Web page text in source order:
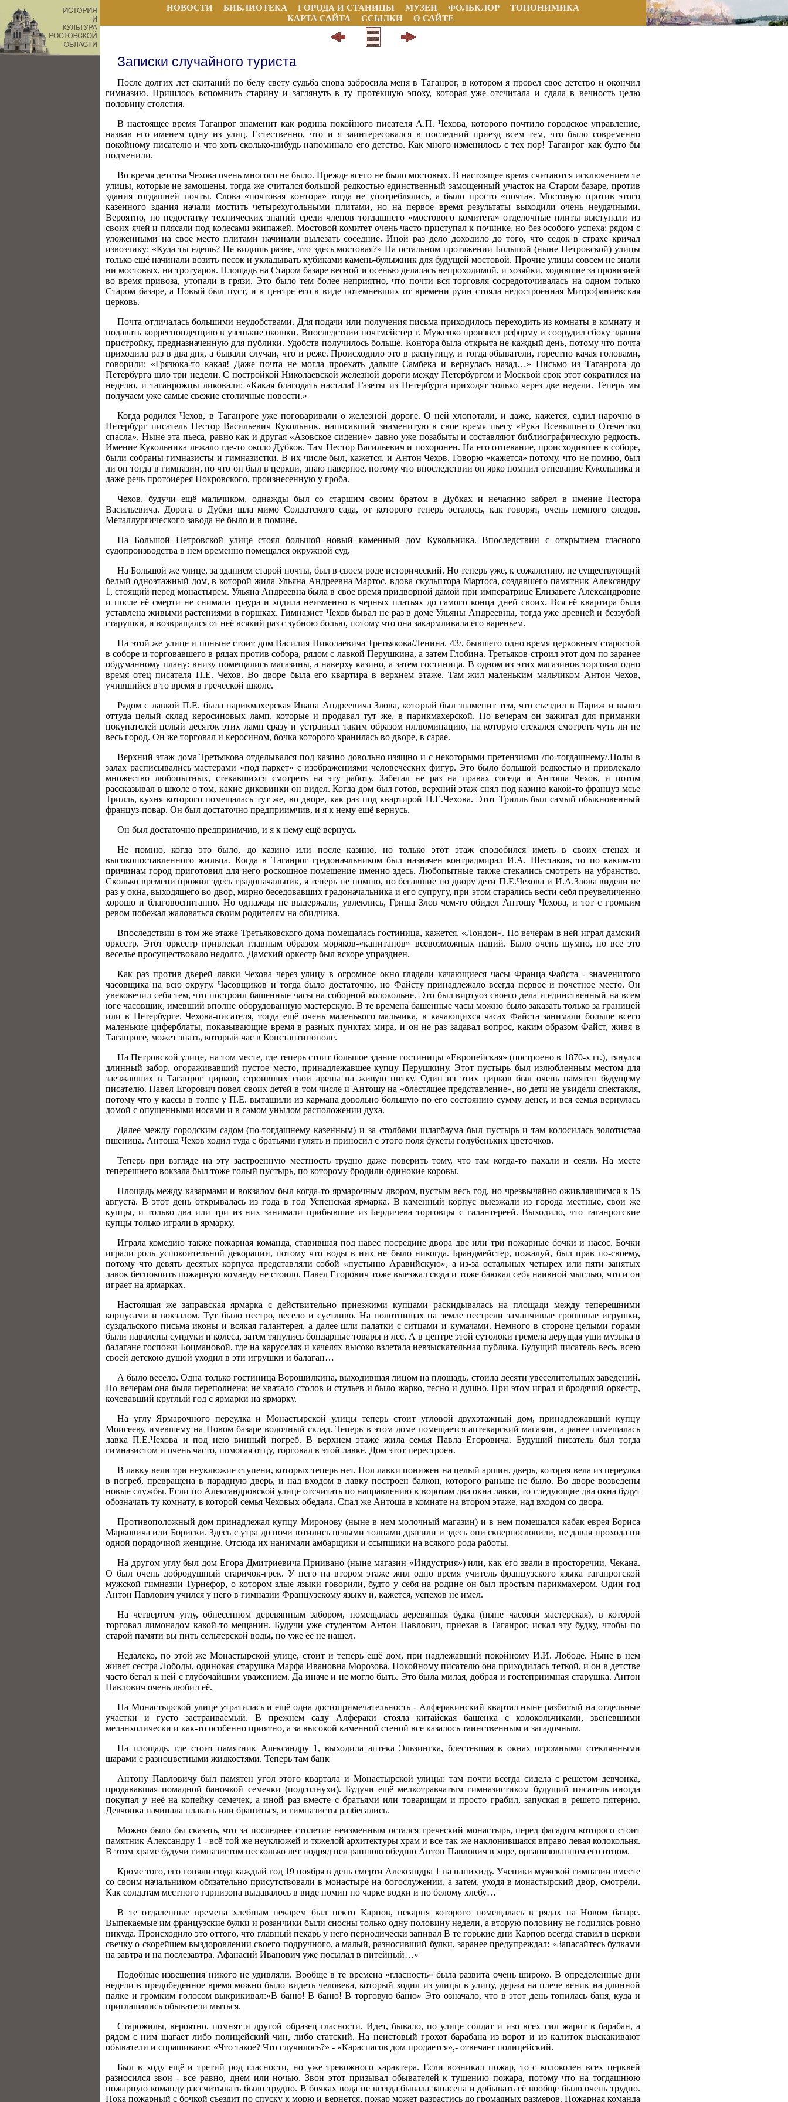
НОВОСТИ БИБЛИОТЕКА ГОРОДА И СТАНИЦЫ МУЗЕИ ФОЛЬКЛОР
ТОПОНИМИКА
КАРТА САЙТА
ССЫЛКИ О САЙТЕ
Записки случайного туриста
После долгих лет скитаний по белу свету судьба снова забросила меня в Таганрог, в котором я провел свое детство и окончил
гимназию. Пришлось вспомнить старину и заглянуть в ту протекшую эпоху, которая уже отсчитала и сдала в вечность целю
половину столетия.
В настоящее время Таганрог знаменит как родина покойного писателя А.П. Чехова, которого почтило городское управление,
назвав его именем одну из улиц. Естественно, что и я заинтересовался в последний приезд всем тем, что было современно
покойному писателю и что хоть сколько-нибудь напоминало его детство. Как много изменилось с тех пор! Таганрог как будто бы
подменили.
Во время детства Чехова очень многого не было. Прежде всего не было мостовых. В настоящее время считаются исключением те
улицы, которые не замощены, тогда же считался большой редкостью единственный замощенный участок на Старом базаре, против
здания тогдашней почты. Слова «почтовая контора» тогда не употреблялись, а было просто «почта». Мостовую против этого
казенного здания начали мостить четырехугольными плитами, но на первое время результаты выходили очень неудачными.
Вероятно, по недостатку технических знаний среди членов тогдашнего «мостового комитета» отделочные плиты выступали из
своих ячей и плясали под колесами экипажей. Мостовой комитет очень часто приступал к починке, но без особого успеха: рядом с
уложенными на свое место плитами начинали вылезать соседние. Иной раз дело доходило до того, что седок в страхе кричал
извозчику: «Куда ты едешь? Не видишь разве, что здесь мостовая?» На остальном протяжении Большой (ныне Петровской) улицы
только ещё начинали возить песок и укладывать кубиками камень-булыжник для будущей мостовой. Прочие улицы совсем не знали
ни мостовых, ни тротуаров. Площадь на Старом базаре весной и осенью делалась непроходимой, и хозяйки, ходившие за провизией
во время привоза, утопали в грязи. Это было тем более неприятно, что почти вся торговля сосредоточивалась на одном только
Старом базаре, а Новый был пуст, и в центре его в виде потемневших от времени руин стояла недостроенная Митрофаниевская
церковь.
Почта отличалась большими неудобствами. Для подачи или получения письма приходилось переходить из комнаты в комнату и
подавать корреспонденцию в узенькие окошки. Впоследствии почтмейстер г. Муженко произвел реформу и соорудил сбоку здания
пристройку, предназначенную для публики. Удобств получилось больше. Контора была открыта не каждый день, потому что почта
приходила раз в два дня, а бывали случаи, что и реже. Происходило это в распутицу, и тогда обыватели, горестно качая головами,
говорили: «Грязюка-то какая! Даже почта не могла проехать дальше Самбека и вернулась назад…» Письмо из Таганрога до
Петербурга шло три недели. С постройкой Николаевской железной дороги между Петербургом и Москвой срок этот сократился на
неделю, и таганрожцы ликовали: «Какая благодать настала! Газеты из Петербурга приходят только через две недели. Теперь мы
получаем уже самые свежие столичные новости.»
Когда родился Чехов, в Таганроге уже поговаривали о железной дороге. О ней хлопотали, и даже, кажется, ездил нарочно в
Петербург писатель Нестор Васильевич Кукольник, написавший знаменитую в свое время пьесу «Рука Всевышнего Отечество
спасла». Ныне эта пьеса, равно как и другая «Азовское сидение» давно уже позабыты и составляют библиографическую редкость.
Имение Кукольника лежало где-то около Дубков. Там Нестор Васильевич и похоронен. На его отпевание, происходившее в соборе,
были собраны гимназисты и гимназистки. В их числе был, кажется, и Антон Чехов. Говорю «кажется» потому, что не помню, был
ли он тогда в гимназии, но что он был в церкви, знаю наверное, потому что впоследствии он ярко помнил отпевание Кукольника и
даже речь протоиерея Покровского, произнесенную у гроба.
Чехов, будучи ещё мальчиком, однажды был со старшим своим братом в Дубках и нечаянно забрел в имение Нестора
Васильевича. Дорога в Дубки шла мимо Солдатского сада, от которого теперь осталось, как говорят, очень немного следов.
Металлургического завода не было и в помине.
На Большой Петровской улице стоял большой новый каменный дом Кукольника. Впоследствии с открытием гласного
судопроизводства в нем временно помещался окружной суд.
На Большой же улице, за зданием старой почты, был в своем роде исторический. Но теперь уже, к сожалению, не существующий
белый одноэтажный дом, в которой жила Ульяна Андреевна Мартос, вдова скульптора Мартоса, создавшего памятник Александру
1, стоящий перед монастырем. Ульяна Андреевна была в свое время придворной дамой при императрице Елизавете Александровне
и после её смерти не снимала траура и ходила неизменно в черных платьях до самого конца дней своих. Вся её квартира была
уставлена живыми растениями в горшках. Гимназист Чехов бывал не раз в доме Ульяны Андреевны, тогда уже древней и беззубой
старушки, и возвращался от неё всякий раз с зубною болью, потому что она закармливала его вареньем.
На этой же улице и поныне стоит дом Василия Николаевича Третьякова/Ленина. 43/, бывшего одно время церковным старостой
в соборе и торговавшего в рядах против собора, рядом с лавкой Перушкина, а затем Глобина. Третьяков строил этот дом по заранее
обдуманному плану: внизу помещались магазины, а наверху казино, а затем гостиница. В одном из этих магазинов торговал одно
время отец писателя П.Е. Чехов. Во дворе была его квартира в верхнем этаже. Там жил маленьким мальчиком Антон Чехов,
учившийся в то время в греческой школе.
Рядом с лавкой П.Е. была парикмахерская Ивана Андреевича Злова, который был знаменит тем, что съездил в Париж и вывез
оттуда целый склад керосиновых ламп, которые и продавал тут же, в парикмахерской. По вечерам он зажигал для приманки
покупателей целый десяток этих ламп сразу и устраивал таким образом иллюминацию, на которую стекался смотреть чуть ли не
весь город. Он же торговал и керосином, бочка которого хранилась во дворе, в сарае.
Верхний этаж дома Третьякова отделывался под казино довольно изящно и с некоторыми претензиями /по-тогдашнему/.Полы в
залах расписывались мастерами «под паркет» с изображениями человеческих фигур. Это было большой редкостью и привлекало
множество любопытных, стекавшихся смотреть на эту работу. Забегал не раз на правах соседа и Антоша Чехов, и потом
рассказывал в школе о том, какие диковинки он видел. Когда дом был готов, верхний этаж снял под казино какой-то француз мсье
Трилль, кухня которого помещалась тут же, во дворе, как раз под квартирой П.Е.Чехова. Этот Трилль был самый обыкновенный
француз-повар. Он был достаточно предприимчив, и я к нему ещё вернусь.
Он был достаточно предприимчив, и я к нему ещё вернусь.
Не помню, когда это было, до казино или после казино, но только этот этаж сподобился иметь в своих стенах и
высокопоставленного жильца. Когда в Таганрог градоначльником был назначен контрадмирал И.А. Шестаков, то по каким-то
причинам город приготовил для него роскошное помещение именно здесь. Любопытные также стекались смотреть на убранство.
Сколько времени прожил здесь градоначальник, я теперь не помню, но бегавшие по двору дети П.Е.Чехова и И.А.Злова видели не
раз у окна, выходящего во двор, мирно беседовавших градоначальника и его супругу, при этом старались вести себя преувеличенно
хорошо и благовоспитанно. Но однажды не выдержали, увлеклись, Гриша Злов чем-то обидел Антошу Чехова, и тот с громким
ревом побежал жаловаться своим родителям на обидчика.
Впоследствии в том же этаже Третьяковского дома помещалась гостиница, кажется, «Лондон». По вечерам в ней играл дамский
оркестр. Этот оркестр привлекал главным образом моряков-«капитанов» всевозможных наций. Было очень шумно, но все это
веселье просуществовало недолго. Дамский оркестр был вскоре упразднен.
Как раз против дверей лавки Чехова через улицу в огромное окно глядели качающиеся часы Франца Файста - знаменитого
часовщика на всю округу. Часовщиков и тогда было достаточно, но Файсту принадлежало всегда первое и почетное место. Он
увековечил себя тем, что построил башенные часы на соборной колокольне. Это был виртуоз своего дела и единственный на всем
юге часовщик, имевший вполне оборудованную мастерскую. В те времена башенные часы можно было заказать только за границей
или в Петербурге. Чехова-писателя, тогда ещё очень маленького мальчика, в качающихся часах Файста занимали больше всего
маленькие циферблаты, показывающие время в разных пунктах мира, и он не раз задавал вопрос, каким образом Файст, живя в
Таганроге, может знать, который час в Константинополе.
На Петровской улице, на том месте, где теперь стоит большое здание гостиницы «Европейская» (построено в 1870-х гг.), тянулся
длинный забор, огораживавший пустое место, принадлежавшее купцу Перушкину. Этот пустырь был излюбленным местом для
заезжавших в Таганрог цирков, строивших свои арены на живую нитку. Один из этих цирков был очень памятен будущему
писателю. Павел Егорович повел своих детей в том числе и Антошу на «блестящее представление», но дети не увидели спектакля,
потому что у кассы в толпе у П.Е. вытащили из кармана довольно большую по его состоянию сумму денег, и вся семья вернулась
домой с опущенными носами и в самом унылом расположении духа.
Далее между городским садом (по-тогдашнему казенным) и за столбами шлагбаума был пустырь и там колосилась золотистая
пшеница. Антоша Чехов ходил туда с братьями гулять и приносил с этого поля букеты голубеньких цветочков.
Теперь при взгляде на эту застроенную местность трудно даже поверить тому, что там когда-то пахали и сеяли. На месте
теперешнего вокзала был тоже голый пустырь, по которому бродили одинокие коровы.
Площадь между казармами и вокзалом был когда-то ярмарочным двором, пустым весь год, но чрезвычайно оживлявшимся к 15
августа. В этот день открывалась из года в год Успенская ярмарка. В каменный корпус выезжали из города местные, свои же
купцы, и только два или три из них занимали прибывшие из Бердичева торговцы с галантереей. Выходило, что таганрогские
купцы только играли в ярмарку.
Играла комедию также пожарная команда, ставившая под навес посредине двора две или три пожарные бочки и насос. Бочки
играли роль успокоительной декорации, потому что воды в них не было никогда. Брандмейстер, пожалуй, был прав по-своему,
потому что девять десятых корпуса представляли собой «пустыню Аравийскую», а из-за остальных четырех или пяти занятых
лавок беспокоить пожарную команду не стоило. Павел Егорович тоже выезжал сюда и тоже баюкал себя наивной мыслью, что и он
играет на ярмарках.
Настоящая же заправская ярмарка с действительно приезжими купцами раскидывалась на площади между теперешними
корпусами и вокзалом. Тут было пестро, весело и суетливо. На полотнищах на земле пестрели заманчивые грошовые игрушки,
суздальского письма иконы и всякая галантерея, а далее шли палатки с ситцами и кумачами. Немного в стороне целыми горами
были навалены сундуки и колеса, затем тянулись бондарные товары и лес. А в центре этой сутолоки гремела дерущая уши музыка в
балагане госпожи Боцмановой, где на каруселях и качелях высоко взлетала невзыскательная публика. Будущий писатель весь, всею
своей детскою душой уходил в эти игрушки и балаган…
А было весело. Одна только гостиница Ворошилкина, выходившая лицом на площадь, стоила десяти увеселительных заведений.
По вечерам она была переполнена: не хватало столов и стульев и было жарко, тесно и душно. При этом играл и бродячий оркестр,
кочевавший круглый год с ярмарки на ярмарку.
На углу Ярмарочного переулка и Монастырской улицы теперь стоит угловой двухэтажный дом, принадлежавший купцу
Моисееву, имевшему на Новом базаре водочный склад. Теперь в этом доме помещается аптекарский магазин, а ранее помещалась
лавка П.Е.Чехова и под нею винный погреб. В верхнем этаже жила семья Павла Егоровича. Будущий писатель был тогда
гимназистом и очень часто, помогая отцу, торговал в этой лавке. Дом этот перестроен.
В лавку вели три неуклюжие ступени, которых теперь нет. Пол лавки понижен на целый аршин, дверь, которая вела из переулка
в погреб, превращена в парадную дверь, и над входом в лавку построен балкон, которого раньше не было. Во дворе возведены
новые службы. Если по Александровской улице отсчитать по направлению к воротам два окна лавки, то следующие два окна будут
обозначать ту комнату, в которой семья Чеховых обедала. Спал же Антоша в комнате на втором этаже, над входом со двора.
Противоположный дом принадлежал купцу Миронову (ныне в нем молочный магазин) и в нем помещался кабак еврея Бориса
Марковича или Бориски. Здесь с утра до ночи ютились целыми толпами драгили и здесь они сквернословили, не давая прохода ни
одной порядочной женщине. Отсюда их нанимали амбарщики и ссыпщики на всякого рода работы.
На другом углу был дом Егора Дмитриевича Приивано (ныне магазин «Индустрия») или, как его звали в просторечии, Чекана.
О был очень добродушный старичок-грек. У него на втором этаже жил одно время учитель французского языка таганрогской
мужской гимназии Турнефор, о котором злые языки говорили, будто у себя на родине он был простым парикмахером. Один год
Антон Павлович учился у него в гимназии Французскому языку и, кажется, успехов не имел.
На четвертом углу, обнесенном деревянным забором, помещалась деревянная будка (ныне часовая мастерская), в которой
торговал лимонадом какой-то мещанин. Будучи уже студентом Антон Павлович, приехав в Таганрог, искал эту будку, чтобы по
старой памяти вы пить сельтерской воды, но уже её не нашел.
Недалеко, по этой же Монастырской улице, стоит и теперь ещё дом, при надлежавший покойному И.И. Лободе. Ныне в нем
живет сестра Лободы, одинокая старушка Марфа Ивановна Морозова. Покойному писателю она приходилась теткой, и он в детстве
часто бегал к ней с глубочайшим уважением. Да иначе и не могло быть. Это была милая, добрая и гостеприимная старушка. Антон
Павлович очень любил её.
На Монастырской улице утратилась и ещё одна достопримечательность - Алферакинский квартал ныне разбитый на отдельные
участки и густо застраиваемый. В прежнем саду Алфераки стояла китайская башенка с колокольчиками, звеневшими
меланхолически и как-то особенно приятно, а за высокой каменной стеной все казалось таинственным и загадочным.
На площадь, где стоит памятник Александру 1, выходила аптека Эльзингка, блестевшая в окнах огромными стеклянными
шарами с разноцветными жидкостями. Теперь там банк
Антону Павловичу был памятен угол этого квартала и Монастырской улицы: там почти всегда сидела с решетом девчонка,
продававшая помадной баночкой семечки (подсолнухи). Будучи ещё мелкотравчатым гимназистиком будущий писатель иногда
покупал у неё на копейку семечек, а иной раз вместе с братьями или товарищам и просто грабил, запуская в решето пятерню.
Девчонка начинала плакать или браниться, и гимназисты разбегались.
Можно было бы сказать, что за последнее столетие неизменным остался греческий монастырь, перед фасадом которого стоит
памятник Александру 1 - всё той же неуклюжей и тяжелой архитектуры храм и все так же наклонившаяся вправо левая колокольня.
В этом храме будучи гимназистом несколько лет подряд пел раннюю обедню Антон Павлович в хоре, организованном его отцом.
Кроме того, его гоняли сюда каждый год 19 ноября в день смерти Александра 1 на панихиду. Ученики мужской гимназии вместе
со своим начальником обязательно присутствовали в монастыре на богослужении, а затем, уходя в монастырский двор, смотрели.
Как солдатам местного гарнизона выдавалось в виде помин по чарке водки и по белому хлебу…
В те отдаленные времена хлебным пекарем был некто Карпов, пекарня которого помещалась в рядах на Новом базаре.
Выпекаемые им французские булки и розанчики были сносны только одну половину недели, а вторую половину не годились ровно
никуда. Происходило это оттого, что главный пекарь у него периодически запивал В те горькие дни Карпов всегда ставил в церкви
свечку о скорейшем выздоровлении своего подручного, а малый, разносивший булки, заранее предупреждал: «Запасайтесь булками
на завтра и на послезавтра. Афанасий Иванович уже посылал в питейный…»
Подобные извещения никого не удивляли. Вообще в те времена «гласность» была развита очень широко. В определенные дни
недели в предобеденное время можно было видеть человека, который ходил из улицы в улицу, держа на плече веник на длинной
палке и громким голосом выкрикивал:»В баню! В баню! В торговую баню» Это означало, что в этот день топилась баня, куда и
приглашались обыватели мыться.
Старожилы, вероятно, помнят и другой образец гласности. Идет, бывало, по улице солдат и изо всех сил жарит в барабан, а
рядом с ним шагает либо полицейский чин, либо статский. На неистовый грохот барабана из ворот и из калиток выскакивают
обыватели и спрашивают: «Что такое? Что случилось?» - «Караспасов дом продается»,- отвечает полицейский.
Был в ходу ещё и третий род гласности, но уже тревожного характера. Если возникал пожар, то с колоколен всех церквей
разносился звон - все равно, днем или ночью. Звон этот призывал обывателей к тушению пожара, потому что на тогдашнюю
пожарную команду рассчитывать было трудно. В бочках вода не всегда бывала запасена и добывать её вообще было очень трудно.
Пока пожарный с бочкой съездит по спуску к морю и вернется, пожар может разрастись до громадных размеров. Пожарная команда